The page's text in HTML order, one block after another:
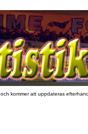
kommer att uppdateras